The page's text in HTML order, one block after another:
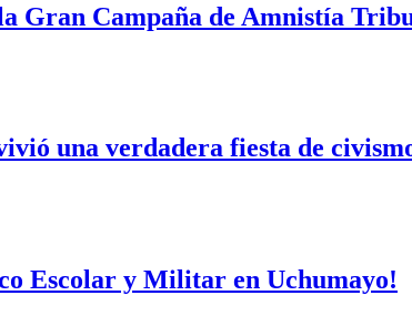
Gran Campaña de Amnistía
una verdadera fiesta de
Escolar y Militar en Uchumayo!